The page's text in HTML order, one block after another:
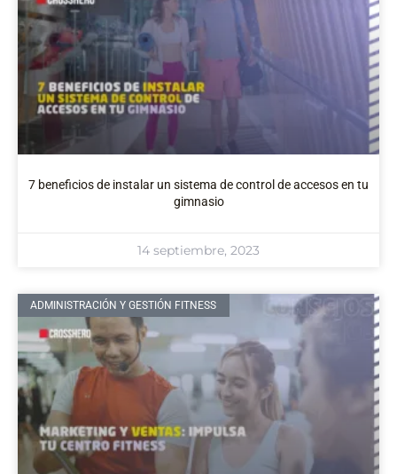
7 beneficios de instalar un sistema de control de accesos en tu
gimnasio
14 septiembre, 2023
ADMINISTRACIÓN Y GESTIÓN FITNESS